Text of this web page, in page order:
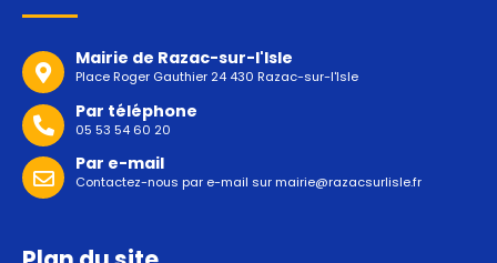
Mairie de Razac-sur-l'Isle
Place Roger Gauthier 24 430 Razac-sur-l'Isle
Par téléphone
05 53 54 60 20
Par e-mail
Contactez-nous par e-mail surmairie@razacsurlisle.fr